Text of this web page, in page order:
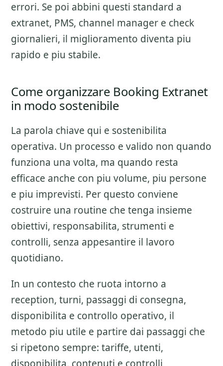
errori. Se poi abbini questi standard a
extranet, PMS, channel manager e check
giornalieri, il miglioramento diventa piu
rapido e piu stabile.
Come organizzare Booking Extranet
in modo sostenibile
La parola chiave qui e sostenibilita
operativa. Un processo e valido non quando
funziona una volta, ma quando resta
efficace anche con piu volume, piu persone
e piu imprevisti. Per questo conviene
costruire una routine che tenga insieme
obiettivi, responsabilita, strumenti e
controlli, senza appesantire il lavoro
quotidiano.
In un contesto che ruota intorno a
reception, turni, passaggi di consegna,
disponibilita e controllo operativo, il
metodo piu utile e partire dai passaggi che
si ripetono sempre: tariffe, utenti,